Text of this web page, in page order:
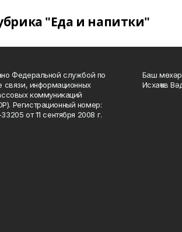
"Еда и напитки"
Федеральной службой по
связи, информационных
коммуникаций
Регистрационный номер:
от 11 сентября 2008 г.
Баш
Исхаҡов